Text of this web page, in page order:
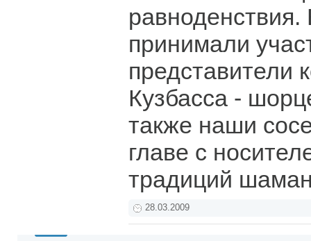
равноденствия.
принимали
представители
Кузбасса -
также наши
главе с
традиций
28.03.2009